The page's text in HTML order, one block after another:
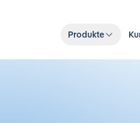
Produkte